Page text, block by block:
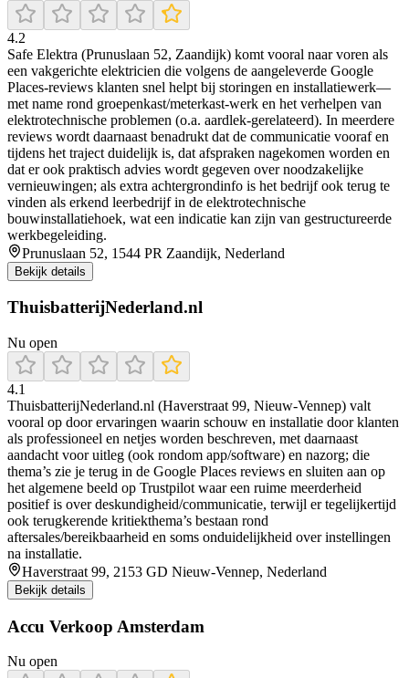
4.2
Safe Elektra (Prunuslaan 52, Zaandijk) komt vooral naar voren als
een vakgerichte elektricien die volgens de aangeleverde Google
Places-reviews klanten snel helpt bij storingen en installatiewerk—
met name rond groepenkast/meterkast-werk en het verhelpen van
elektrotechnische problemen (o.a. aardlek-gerelateerd). In meerdere
reviews wordt daarnaast benadrukt dat de communicatie vooraf en
tijdens het traject duidelijk is, dat afspraken nagekomen worden en
dat er ook praktisch advies wordt gegeven over noodzakelijke
vernieuwingen; als extra achtergrondinfo is het bedrijf ook terug te
vinden als erkend leerbedrijf in de elektrotechnische
bouwinstallatiehoek, wat een indicatie kan zijn van gestructureerde
werkbegeleiding.
Prunuslaan 52, 1544 PR Zaandijk, Nederland
Bekijk details
ThuisbatterijNederland.nl
Nu open
4.1
ThuisbatterijNederland.nl (Haverstraat 99, Nieuw-Vennep) valt
vooral op door ervaringen waarin schouw en installatie door klanten
als professioneel en netjes worden beschreven, met daarnaast
aandacht voor uitleg (ook rondom app/software) en nazorg; die
thema’s zie je terug in de Google Places reviews en sluiten aan op
het algemene beeld op Trustpilot waar een ruime meerderheid
positief is over deskundigheid/communicatie, terwijl er tegelijkertijd
ook terugkerende kritiekthema’s bestaan rond
aftersales/bereikbaarheid en soms onduidelijkheid over instellingen
na installatie.
Haverstraat 99, 2153 GD Nieuw-Vennep, Nederland
Bekijk details
Accu Verkoop Amsterdam
Nu open